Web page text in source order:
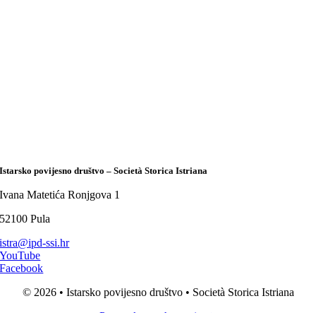
Istarsko povijesno društvo – Società Storica Istriana
Ivana Matetića Ronjgova 1
52100 Pula
istra@ipd-ssi.hr
YouTube
Facebook
© 2026 • Istarsko povijesno društvo • Società Storica Istriana